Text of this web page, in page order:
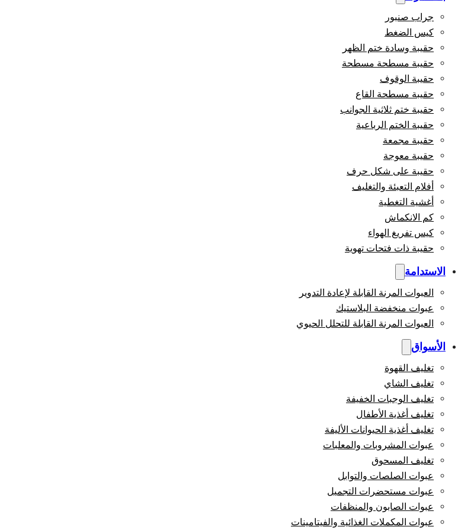
جراب صنبور
كيس الضغط
حقيبة وسادة ختم الظهر
حقيبة مسطحة مسطحة
حقيبة الوقوف
حقيبة مسطحة القاع
حقيبة ختم ثلاثية الجوانب
حقيبة الختم الرباعية
حقيبة مجمعة
حقيبة معوجة
حقيبة على شكل حرف
أفلام التعبئة والتغليف
أغشية التغطية
كم الانكماش
كيس تفريغ الهواء
حقيبة ذات فتحات تهوية
الاستدامة
العبوات المرنة القابلة لإعادة التدوير
عبوات منخفضة البلاستيك
العبوات المرنة القابلة للتحلل الحيوي
الأسواق
تغليف القهوة
تغليف الشاي
تغليف الوجبات الخفيفة
تغليف أغذية الأطفال
تغليف أغذية الحيوانات الأليفة
عبوات المشروبات والمعلبات
تغليف المسحوق
عبوات الصلصات والتوابل
عبوات مستحضرات التجميل
عبوات الصابون والمنظفات
عبوات المكملات الغذائية والفيتامينات